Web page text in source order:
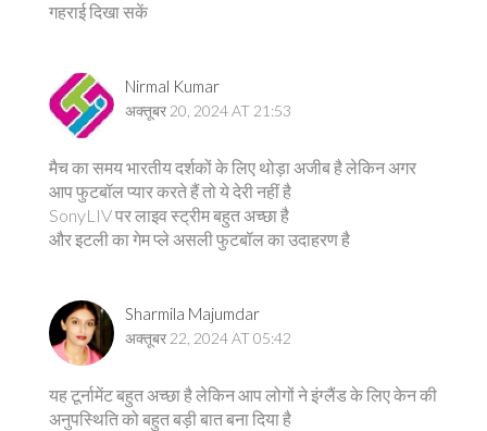
गहराई दिखा सकें
Nirmal Kumar
अक्तूबर 20, 2024 AT 21:53
मैच का समय भारतीय दर्शकों के लिए थोड़ा अजीब है लेकिन अगर
आप फुटबॉल प्यार करते हैं तो ये देरी नहीं है
SonyLIV पर लाइव स्ट्रीम बहुत अच्छा है
और इटली का गेम प्ले असली फुटबॉल का उदाहरण है
Sharmila Majumdar
अक्तूबर 22, 2024 AT 05:42
यह टूर्नामेंट बहुत अच्छा है लेकिन आप लोगों ने इंग्लैंड के लिए केन की
अनुपस्थिति को बहुत बड़ी बात बना दिया है